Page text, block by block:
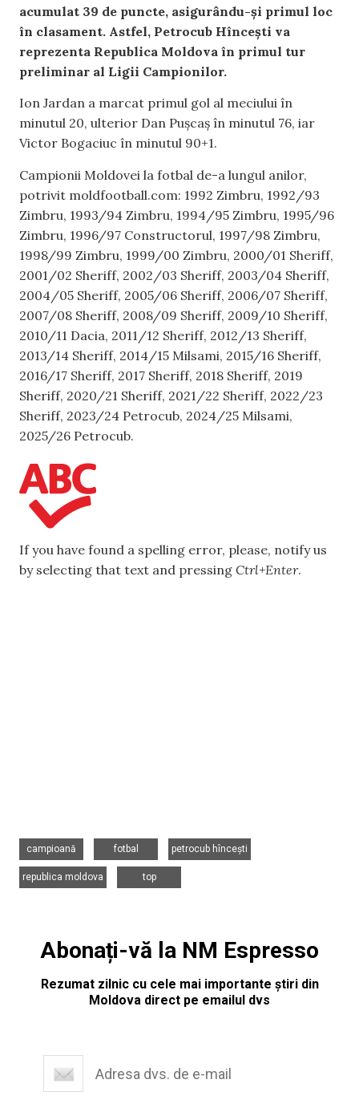
acumulat 39 de puncte, asigurându-și primul loc
în clasament. Astfel, Petrocub Hîncești va
reprezenta Republica Moldova în primul tur
preliminar al Ligii Campionilor.
Ion Jardan a marcat primul gol al meciului în
minutul 20, ulterior Dan Pușcaș în minutul 76, iar
Victor Bogaciuc în minutul 90+1.
Campionii Moldovei la fotbal de-a lungul anilor,
potrivit moldfootball.com: 1992 Zimbru, 1992/93
Zimbru, 1993/94 Zimbru, 1994/95 Zimbru, 1995/96
Zimbru, 1996/97 Constructorul, 1997/98 Zimbru,
1998/99 Zimbru, 1999/00 Zimbru, 2000/01 Sheriff,
2001/02 Sheriff, 2002/03 Sheriff, 2003/04 Sheriff,
2004/05 Sheriff, 2005/06 Sheriff, 2006/07 Sheriff,
2007/08 Sheriff, 2008/09 Sheriff, 2009/10 Sheriff,
2010/11 Dacia, 2011/12 Sheriff, 2012/13 Sheriff,
2013/14 Sheriff, 2014/15 Milsami, 2015/16 Sheriff,
2016/17 Sheriff, 2017 Sheriff, 2018 Sheriff, 2019
Sheriff, 2020/21 Sheriff, 2021/22 Sheriff, 2022/23
Sheriff, 2023/24 Petrocub, 2024/25 Milsami,
2025/26 Petrocub.
If you have found a spelling error, please, notify us
by selecting that text and pressing Ctrl+Enter.
campioană
fotbal
petrocub hîncești
republica moldova
top
Abonați-vă la NM Espresso
Rezumat zilnic cu cele mai importante știri din
Moldova direct pe emailul dvs